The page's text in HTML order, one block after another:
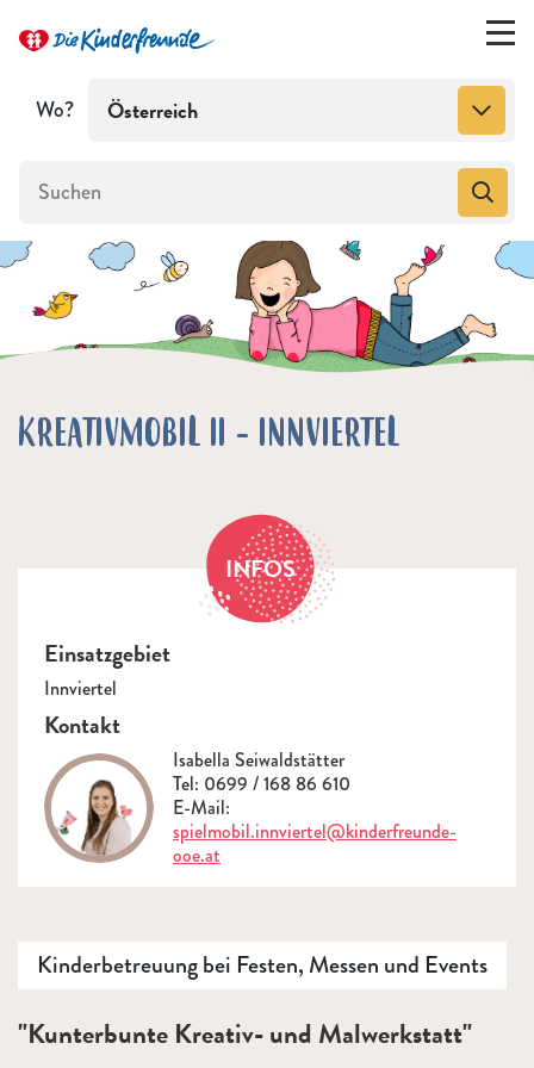
Wo? Österreich
KREATIVMOBIL II - INNVIERTEL
INFOS
Einsatzgebiet
Innviertel
Kontakt
Isabella Seiwaldstätter
Tel: 0699 / 168 86 610
E-Mail:
spielmobil.innviertel@kinderfreunde-
ooe.at
Kinderbetreuung bei Festen, Messen und Events
Beschreibung
"Kunterbunte Kreativ- und Malwerkstatt"